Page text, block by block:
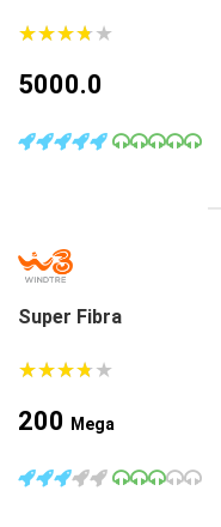
★★★★★
★★★★★
5000.0
Super Fibra
★★★★★
★★★★★
200 Mega